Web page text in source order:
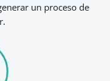
un proceso de